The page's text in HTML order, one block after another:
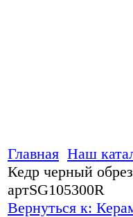
Главная Наш
Кедр черный
артSG105300R
Вернуться к: